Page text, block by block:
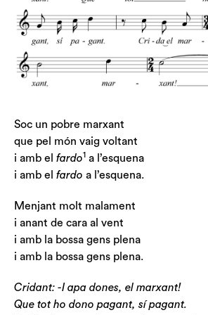
Soc un pobre marxant
que pel món vaig voltant
i amb el fardo1 a l’esquena
i amb el fardo a l’esquena.
Menjant molt malament
i anant de cara al vent
i amb la bossa gens plena
i amb la bossa gens plena.
Cridant: -I apa dones, el marxant!
Que tot ho dono pagant, sí pagant.